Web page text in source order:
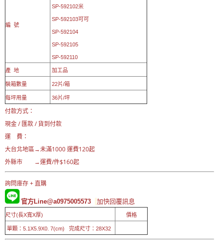
編 號
SP-592102米
SP-592103可可
SP-592104
SP-592105
SP-592110
產 地 加工品
裝箱數量 22片/箱
每坪用量 36片/坪
付款方式：
現金 / 匯款 / 貨到付款
運 費：
大台北地區→未滿1000 運費120起
外縣市 →運費/件$160起
詢問庫存 + 直購
官方Line@a0975005573 加快回覆訊息
尺寸(長X寬X厚) 價格
單顆：5.1X5.9X0. 7(cm) 完成尺寸：28X32